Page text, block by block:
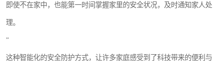
即使不在家中，也能第一时间掌握家里的安全状况，及时通知家人处
理。
”
这种智能化的安全防护方式，让许多家庭感受到了科技带来的便利与